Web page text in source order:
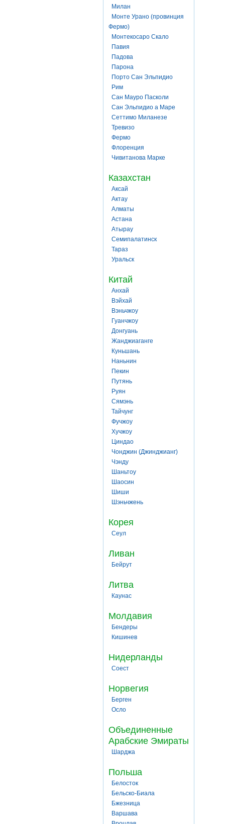
Милан
Монте Урано (провинция
Фермо)
Монтекосаро Скало
Павия
Падова
Парона
Порто Сан Эльпидио
Рим
Сан Мауро Пасколи
Сан Эльпидио а Маре
Сеттимо Миланезе
Тревизо
Фермо
Флоренция
Чивитанова Марке
Казахстан
Аксай
Актау
Алматы
Астана
Атырау
Семипалатинск
Тараз
Уральск
Китай
Анхай
Вэйхай
Вэньчжоу
Гуанчжоу
Донгуань
Жанджиаганге
Куньшань
Наньнин
Пекин
Путянь
Руян
Сямэнь
Тайчунг
Фучжоу
Хучжоу
Циндао
Чонджин (Джинджианг)
Чэнду
Шаньтоу
Шаосин
Шиши
Шэньчжень
Корея
Сеул
Ливан
Бейрут
Литва
Каунас
Молдавия
Бендеры
Кишинев
Нидерланды
Соест
Норвегия
Берген
Осло
Объединенные
Арабские Эмираты
Шарджа
Польша
Белосток
Бельско-Биала
Бжезница
Варшава